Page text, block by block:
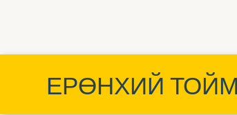
ЕРӨНХИЙ ТОЙМ